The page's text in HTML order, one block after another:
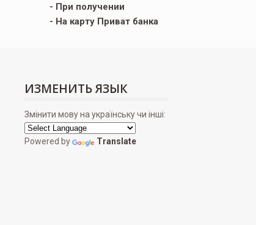
- При получении
- На карту Приват банка
ИЗМЕНИТЬ ЯЗЫК
Змінити мову на українську чи інші:
Powered by Translate